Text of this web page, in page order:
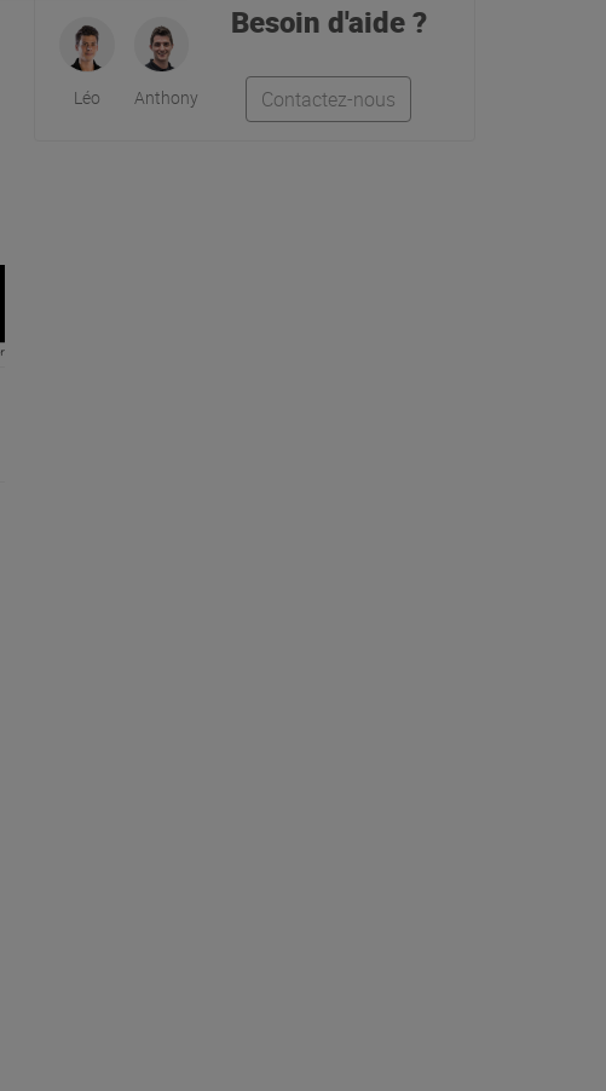
Léo Anthony
Besoin d'aide ?
Contactez-nous